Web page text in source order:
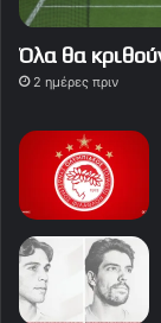
Όλα θα
2 ημέρες πριν